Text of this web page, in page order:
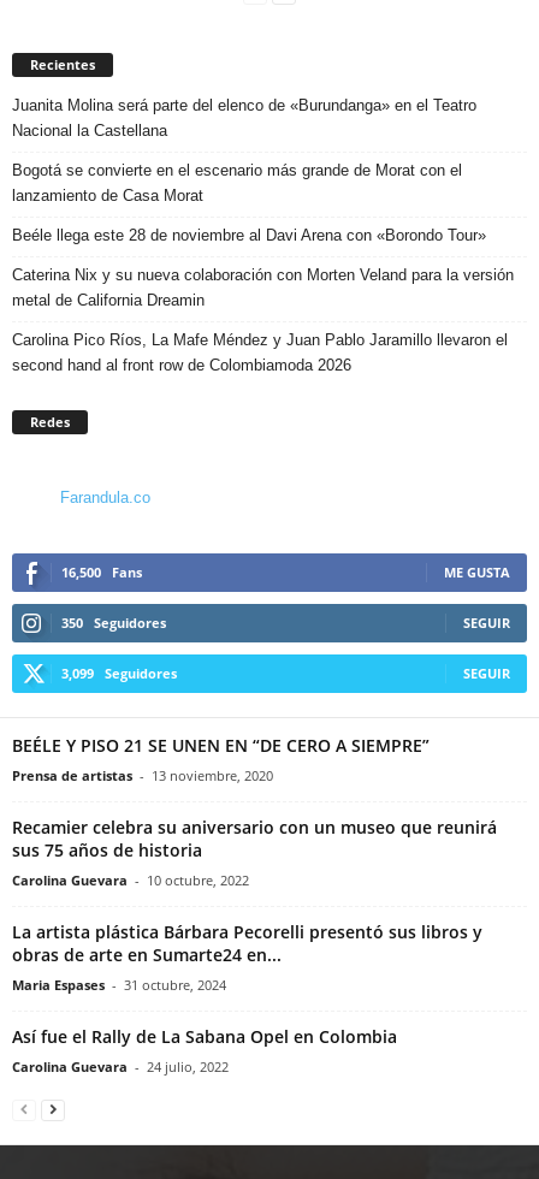
Recientes
Juanita Molina será parte del elenco de «Burundanga» en el Teatro
Nacional la Castellana
Bogotá se convierte en el escenario más grande de Morat con el
lanzamiento de Casa Morat
Beéle llega este 28 de noviembre al Davi Arena con «Borondo Tour»
Caterina Nix y su nueva colaboración con Morten Veland para la versión
metal de California Dreamin
Carolina Pico Ríos, La Mafe Méndez y Juan Pablo Jaramillo llevaron el
second hand al front row de Colombiamoda 2026
Redes
Farandula.co
16,500 Fans ME GUSTA
350 Seguidores SEGUIR
3,099 Seguidores SEGUIR
BEÉLE Y PISO 21 SE UNEN EN “DE CERO A SIEMPRE”
Prensa de artistas - 13 noviembre, 2020
Recamier celebra su aniversario con un museo que reunirá
sus 75 años de historia
Carolina Guevara - 10 octubre, 2022
La artista plástica Bárbara Pecorelli presentó sus libros y
obras de arte en Sumarte24 en...
Maria Espases - 31 octubre, 2024
Así fue el Rally de La Sabana Opel en Colombia
Carolina Guevara - 24 julio, 2022